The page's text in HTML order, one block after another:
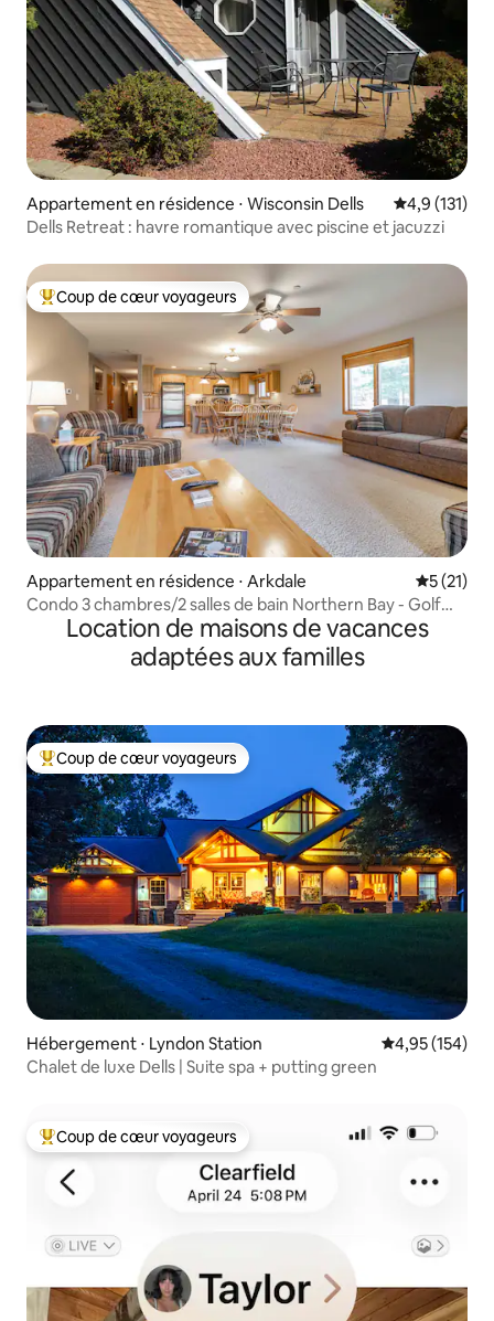
Appartement en résidence ⋅ Wisconsin Dells Évaluation
4,9 (131)
Dells Retreat : havre romantique avec piscine et jacuzzi
Coups de cœur voyageurs les plus appréciés
Coup de cœur voyageurs
Appartement en résidence ⋅ Arkdale
5 (21)
Condo 3 chambres/2 salles de bain Northern Bay - Golf
Lake Pool Fun
Location de maisons de vacances
adaptées aux familles
Coups de cœur voyageurs les plus appréciés
Coup de cœur voyageurs
Hébergement ⋅ Lyndon Station Évaluation
4,95 (154)
Chalet de luxe Dells | Suite spa + putting green
Coups de cœur voyageurs les plus appréciés
Coup de cœur voyageurs